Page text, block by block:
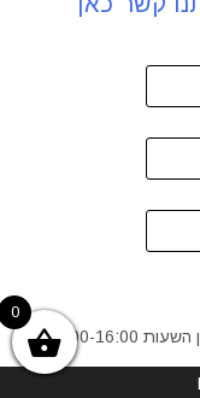
9:00-16:00
0